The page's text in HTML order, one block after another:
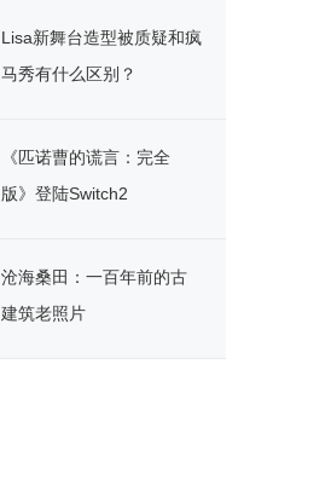
Lisa新舞台造型被质疑和疯
马秀有什么区别？
《匹诺曹的谎言：完全
版》登陆Switch2
沧海桑田：一百年前的古
建筑老照片